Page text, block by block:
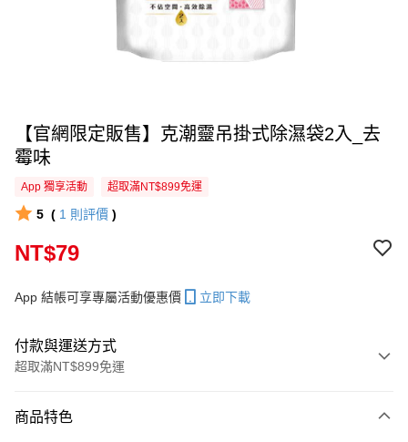
【官網限定販售】克潮靈吊掛式除濕袋2入_去
霉味
App 獨享活動 超取滿NT$899免運
5 ( 1 則評價 )
NT$79
App 結帳可享專屬活動優惠價 立即下載
付款與運送方式
超取滿NT$899免運
信用卡一次付款
商品特色